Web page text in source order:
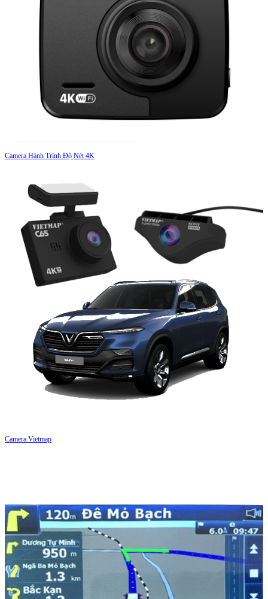
Camera Hành Trình Độ Nét 4K
Camera Vietmap